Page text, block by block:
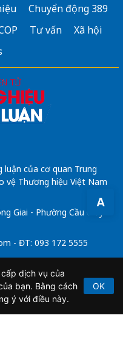
A
Chuyển động 389
Tư vấn
Xã hội
của cơ quan Trung
vệ Thương hiệu Việt Nam
Giai - Phường Cầu Giấy -
- ĐT: 093 172 5555
64/GP-BTTTT do Bộ
2/2020.
dịch vụ của
bạn. Bằng cách
ý với điều này.
OK